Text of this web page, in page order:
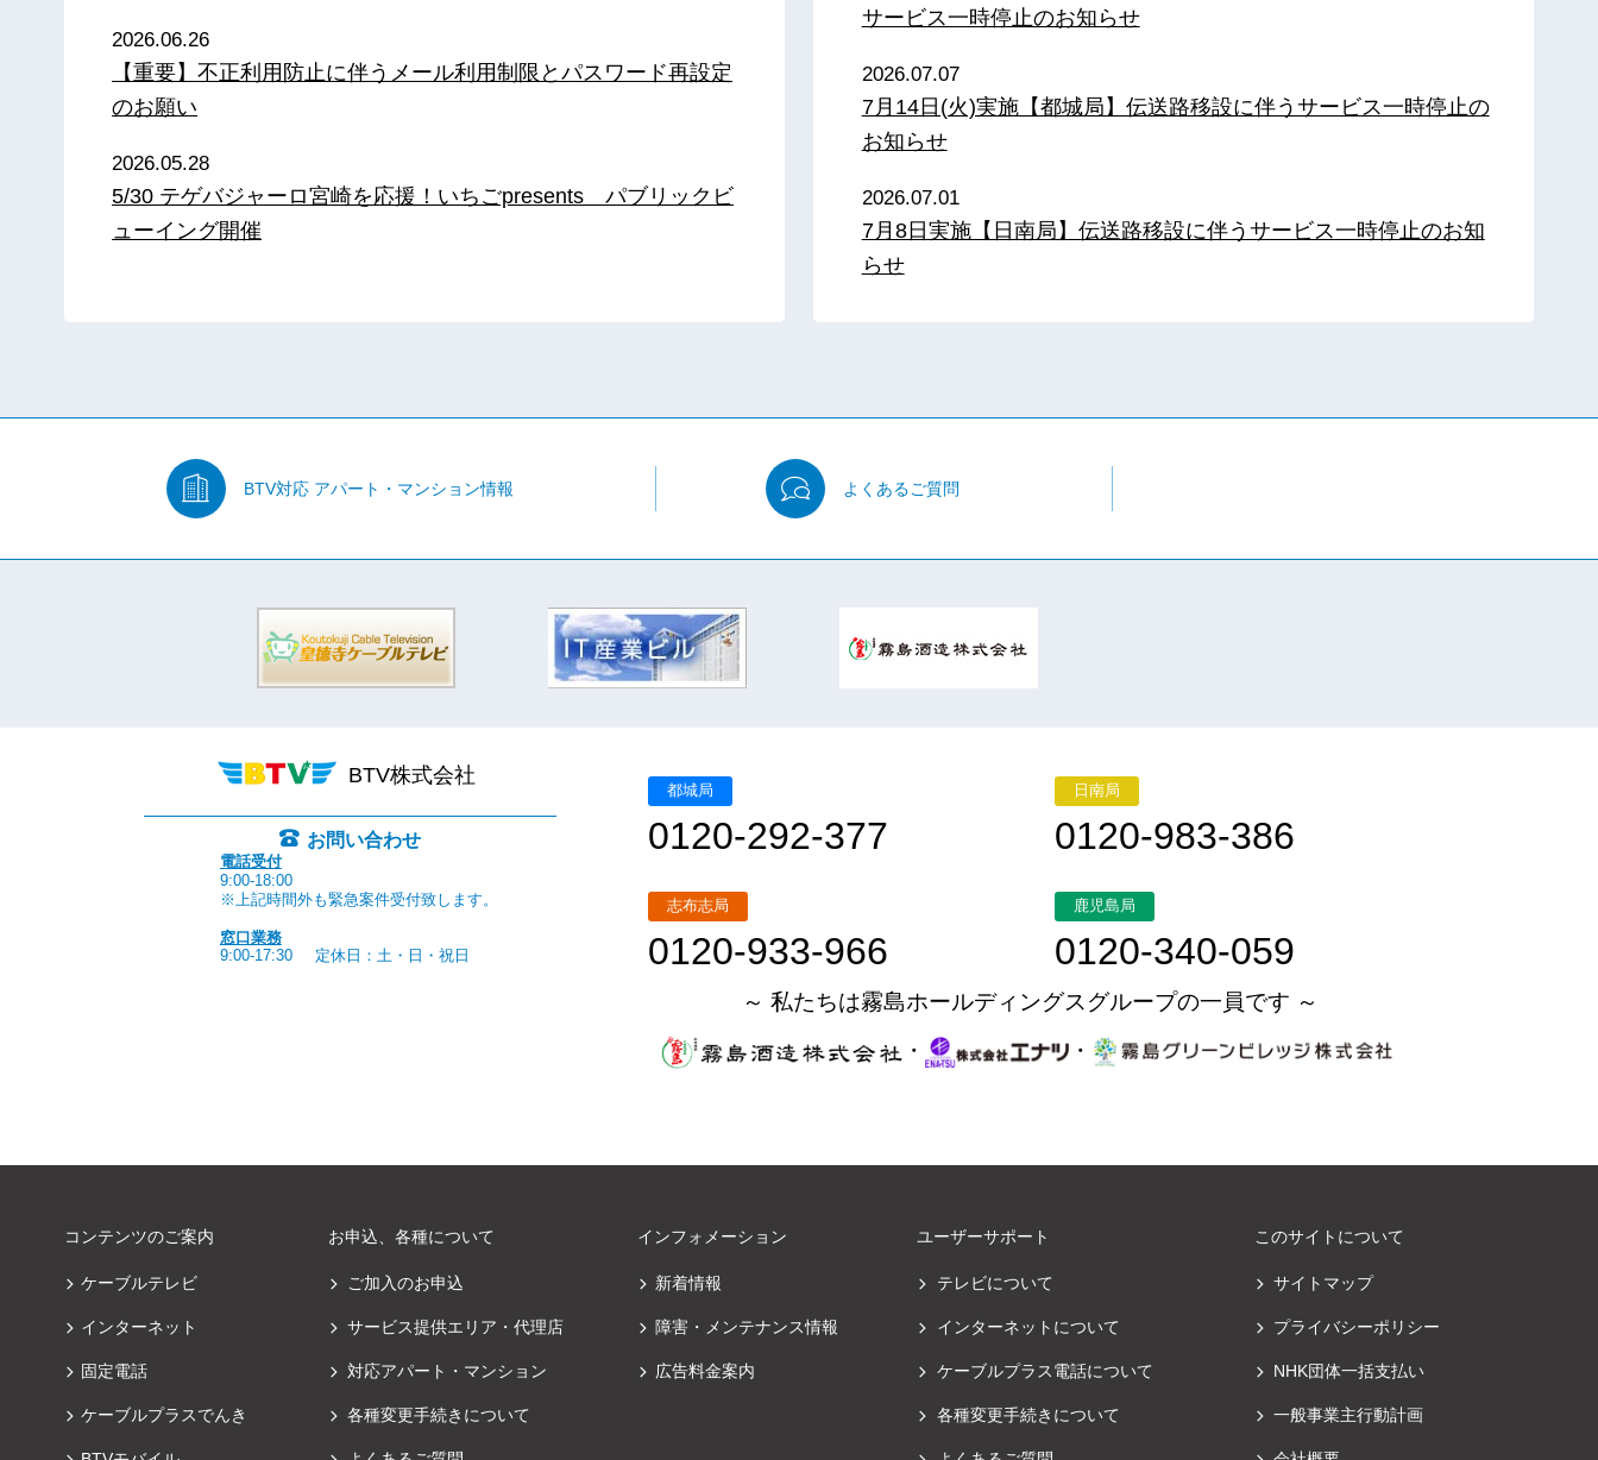
2026.06.26
【重要】不正利用防止に伴うメール利用制限とパスワード再設定
のお願い
2026.05.28
5/30 テゲバジャーロ宮崎を応援！いちごpresents パブリックビ
ューイング開催
サービス一時停止のお知らせ
2026.07.07
7月14日(火)実施【都城局】伝送路移設に伴うサービス一時停止の
お知らせ
2026.07.01
7月8日実施【日南局】伝送路移設に伴うサービス一時停止のお知
らせ
BTV対応 アパート・マンション情報 よくあるご質問
BTV株式会社
お問い合わせ
電話受付
9:00-18:00
※上記時間外も緊急案件受付致します。
窓口業務
9:00-17:30
定休日：土・日・祝日
都城局
0120-292-377
日南局
0120-983-386
志布志局
0120-933-966
鹿児島局
0120-340-059
～ 私たちは霧島ホールディングスグループの一員です ～
・
・
コンテンツのご案内
ケーブルテレビ
インターネット
固定電話
ケーブルプラスでんき
お申込、各種について
ご加入のお申込
サービス提供エリア・代理店
対応アパート・マンション
各種変更手続きについて
インフォメーション
新着情報
障害・メンテナンス情報
広告料金案内
ユーザーサポート
テレビについて
インターネットについて
ケーブルプラス電話について
各種変更手続きについて
このサイトについて
サイトマップ
プライバシーポリシー
NHK団体一括支払い
一般事業主行動計画